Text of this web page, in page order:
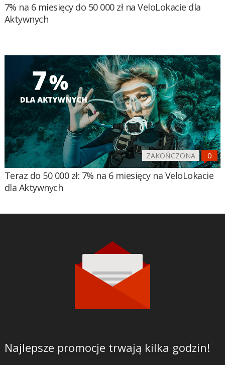
7% na 6 miesięcy do 50 000 zł na VeloLokacie dla
Aktywnych
ZAKOŃCZONA
Teraz do 50 000 zł: 7% na 6 miesięcy na VeloLokacie
dla Aktywnych
Najlepsze promocje trwają kilka godzin!